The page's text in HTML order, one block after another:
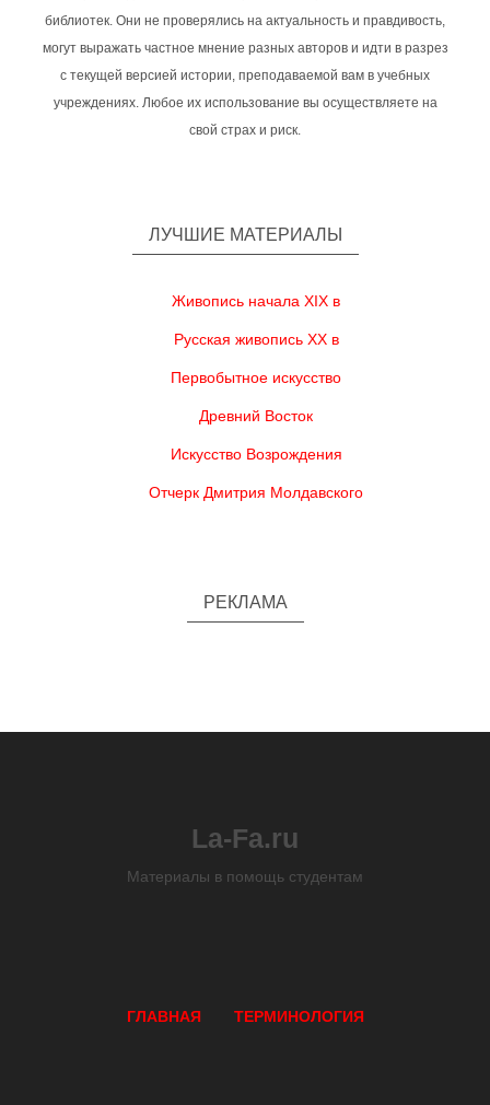
библиотек. Они не проверялись на актуальность и правдивость,
могут выражать частное мнение разных авторов и идти в разрез
с текущей версией истории, преподаваемой вам в учебных
учреждениях. Любое их использование вы осуществляете на
свой страх и риск.
ЛУЧШИЕ МАТЕРИАЛЫ
Живопись начала XIX в
Русская живопись XX в
Первобытное искусство
Древний Восток
Искусство Возрождения
Отчерк Дмитрия Молдавского
РЕКЛАМА
La-Fa.ru
Материалы в помощь студентам
ГЛАВНАЯ ТЕРМИНОЛОГИЯ